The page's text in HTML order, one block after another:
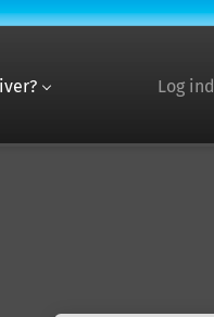
Log ind